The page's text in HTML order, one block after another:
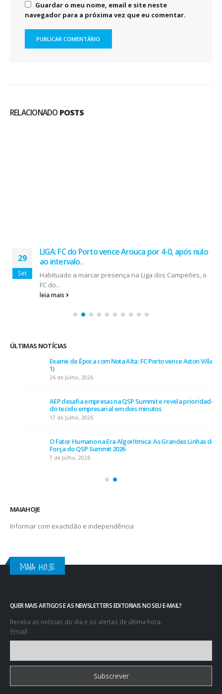
Guardar o meu nome, email e site neste
navegador para a próxima vez que eu comentar.
RELACIONADO POSTS
29
Set
LIGA: FC do Porto vence Arouca por 4-0, após nulo
ao intervalo.
Habituado a marcar presença na Liga dos Campeões, o
FC do...
leia mais
ÚLTIMAS NOTÍCIAS
Exame de Época com Nota Alta: FC Porto vence Aston Villa (2-
26 de Julho, 2026
AEP desafia empresas na QSP Summit e revela prioridades
do tecido empresarial em dois minutos
17 de Julho, 2026
O Fator Humano na Era Algorítmica: As Grandes Linhas de
Força do QSP Summit 2026
7 de Julho, 2026
MAIAHOJE
Informar com exactidão e independência
MAIA HOJE
QUER MAIS ARTIGOS E AS NEWSLETTERS EDITORIAIS NO SEU E-MAIL?
Receba as notícias do dia e os alertas de última hora.
Email